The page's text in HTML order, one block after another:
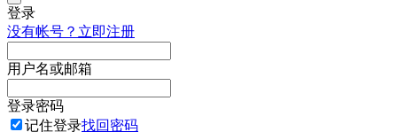
登录
没有帐号？立即注册
用户名或邮箱
登录密码
记住登录找回密码